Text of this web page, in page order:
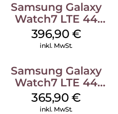
Samsung Galaxy
Watch7 LTE 44
mm Green
396,90 €
inkl. MwSt.
Samsung Galaxy
Watch7 LTE 44
mm Silver
365,90€
inkl. MwSt.